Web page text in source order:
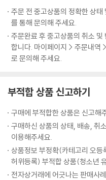
주문 전 중고상품의 정확한 상
를 통해 문의해 주세요.
주문완료 후 중고상품의 취소
합니다. 마이페이지 > 주문내역
로 문의해 주세요.
부적합 상품 신고하기
구매에 부적합한 상품은 신고해
구매하신 상품의 상태, 배송, 취
이용해주세요.
상품정보 부정확(카테고리 오
허위등록) 부적합 상품(청소년
전자상거래에 어긋나는 판매사